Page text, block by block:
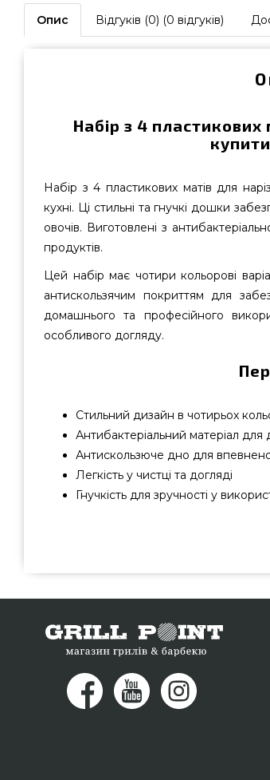
Опис Відгуків (0) (0 відгуків)
Набір з 4 пластикових
Набір з 4 пластикових матів для
кухні. Ці стильні та гнучкі дошки
овочів. Виготовлені з
продуктів.
Цей набір має чотири кольорові
антискользячим покриттям для
домашнього та професійного
особливого догляду.
Стильний дизайн в чотирьох
Антибактеріальний матеріал для
Антискользюче дно для
Легкість у чистці та догляді
Гнучкість для зручності у
каталозі грилів GrillPoint.
каталозі grillpoint.com.ua Напишіть
Подільський